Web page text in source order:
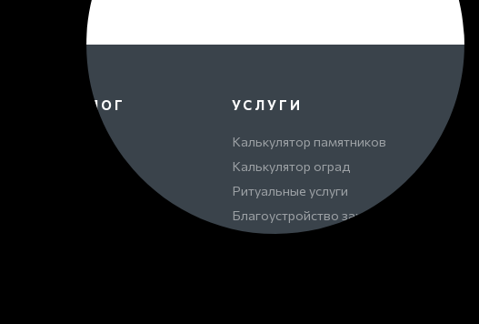
КАТАЛОГ
Памятники
УСЛУГИ
Калькулятор памятников
Калькулятор оград
Ритуальные услуги
Благоустройство захоронений
Портреты и надписи на памятник